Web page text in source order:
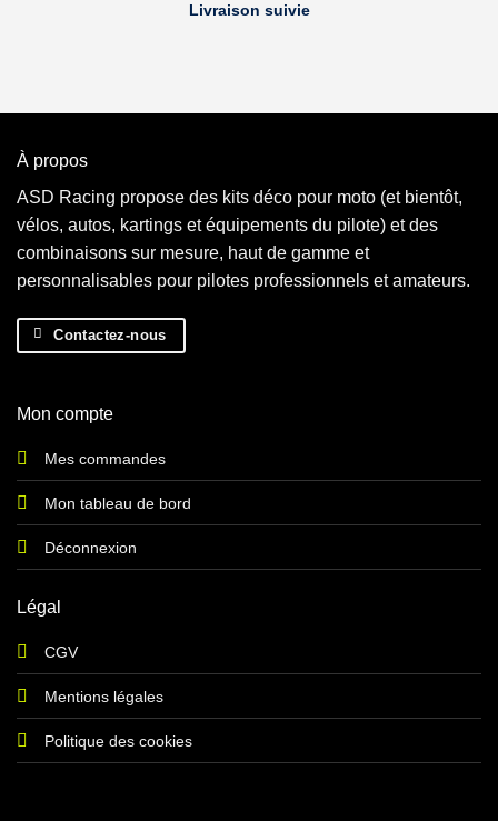
Livraison suivie
À propos
ASD Racing propose des kits déco pour moto (et bientôt,
vélos, autos, kartings et équipements du pilote) et des
combinaisons sur mesure, haut de gamme et
personnalisables pour pilotes professionnels et amateurs.
Contactez-nous
Mon compte
Mes commandes
Mon tableau de bord
Déconnexion
Légal
CGV
Mentions légales
Politique des cookies